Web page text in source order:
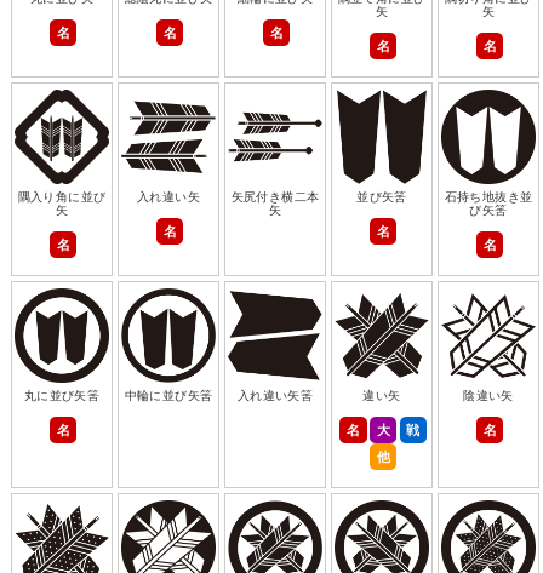
名 名 名
矢
名
矢
名
隅入り角に並び
矢
名
入れ違い矢
名
矢尻付き横二本
矢
並び矢筈
名
石持ち地抜き並
び矢筈
名
丸に並び矢筈
名
中輪に並び矢筈 入れ違い矢筈 違い矢
名 大
戦
他
陰違い矢
名